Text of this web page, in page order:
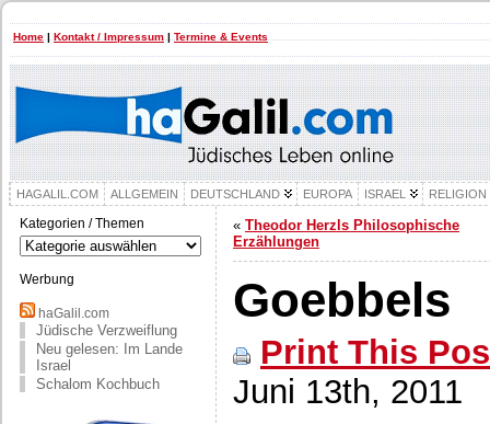
Home | Kontakt / Impressum | Termine & Events
HAGALIL.COM ALLGEMEIN DEUTSCHLAND EUROPA ISRAEL RELIGION
Kategorien / Themen
Kategorien
/
Themen
Werbung
haGalil.com
Jüdische Verzweiflung
Neu gelesen: Im Lande
Israel
Schalom Kochbuch
« Theodor Herzls Philosophische
Erzählungen
Goebbels
Print This
Juni 13th, 2011